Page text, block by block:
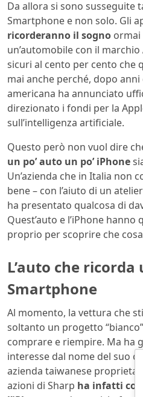
Da allora si sono susseguite
Smartphone e non solo. Gli
ricorderanno il sogno
un’automobile con il
sicuri al cento per cento che
mai anche perché, dopo
americana ha annunciato
direzionato i fondi per la
sull’intelligenza artificiale.
Questo però non vuol dire
un po’ auto un po’ iPhone
Un’azienda che in Italia non
bene – con l’aiuto di un
ha presentato qualcosa di
Quest’auto e l’iPhone
proprio per scoprire che
L’auto che ricorda
Smartphone
Al momento, la vettura che
soltanto un progetto
comprare e riempire. Ma ha
interesse dal nome del suo
azienda taiwanese
azioni di Sharp ha infatti